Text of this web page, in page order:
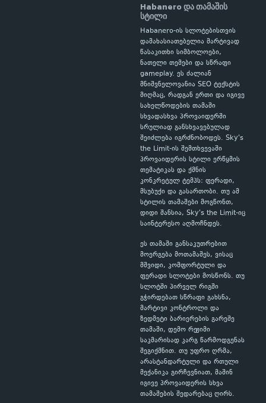
Habanero და თამაშის
სტილი
Habanero-ის სლოტებისთვის
დამახასიათებელია მარტივად
წასაკითხი სიმბოლოები,
ნათელი თემები და სწრაფი
gameplay. ეს ძალიან
მნიშვნელოვანია SEO ტექსტის
მიღმაც, რადგან ერთი და იგივე
სახელწოდების თამაში
სხვადასხვა პროვაიდერში
სრულიად განსხვავებულად
შეიძლება იგრძნობოდეს. Sky's
the Limit-ის შემთხვევაში
პროვაიდერის სტილი ერწყმის
თემატიკას და ქმნის
კონკრეტულ ტემპს: ფერადი,
მსუბუქი და გასართობი. თუ ამ
სტილის თამაშები მოგწონთ,
დიდი შანსია, Sky's the Limit-იც
საინტერესო აღმოჩნდეს.
ეს თამაში განსაკუთრებით
მოერგება მოთამაშეს, ვისაც
მშვიდი, კომფორტული და
ფერადი სლოტები მოსწონს. თუ
სლოტში პირველ რიგში
გჭირდებათ სწრაფი გახსნა,
მარტივი კონტროლი და
ზედმეტი ბარიერების გარეშე
თამაში, დემო რეჟიმი
საკმარისად კარგ წარმოდგენას
შეგიქმნით. თუ უფრო ღრმა,
არასტანდარტული და რთული
მექანიკა გირჩევნიათ, მაშინ
იგივე პროვაიდერის სხვა
თამაშების შედარებაც ღირს.